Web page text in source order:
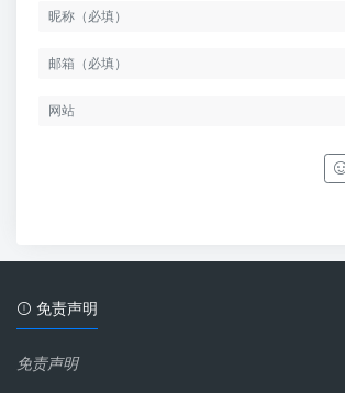
免责声明
免责声明